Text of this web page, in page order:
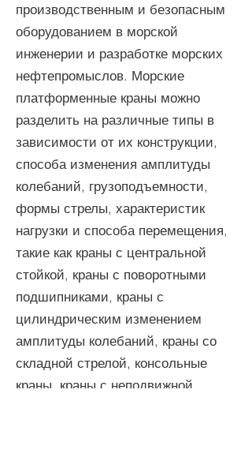
производственным и безопасным
оборудованием в морской
инженерии и разработке морских
нефтепромыслов. Морские
платформенные краны можно
разделить на различные типы в
зависимости от их конструкции,
способа изменения амплитуды
колебаний, грузоподъемности,
формы стрелы, характеристик
нагрузки и способа перемещения,
такие как краны с центральной
стойкой, краны с поворотными
подшипниками, краны с
цилиндрическим изменением
амплитуды колебаний, краны со
складной стрелой, консольные
краны, краны с неподвижной